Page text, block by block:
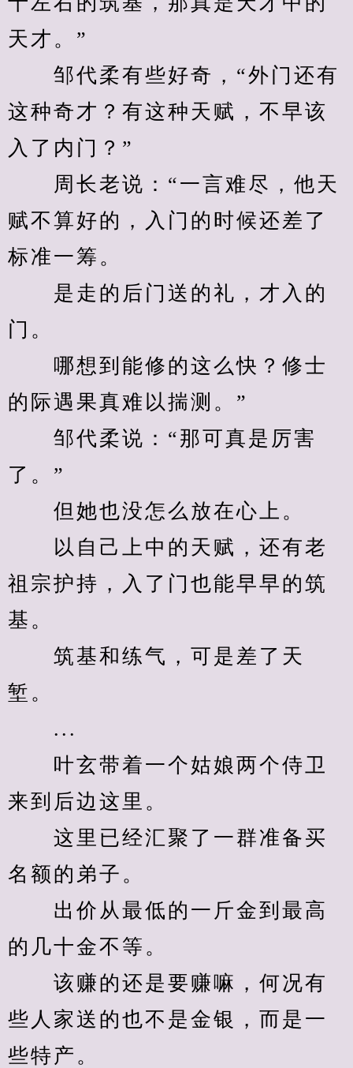
天才。”
邹代柔有些好奇，“外门还有
这种奇才？有这种天赋，不早该
入了内门？”
周长老说：“一言难尽，他天
赋不算好的，入门的时候还差了
标准一筹。
是走的后门送的礼，才入的
门。
哪想到能修的这么快？修士
的际遇果真难以揣测。”
邹代柔说：“那可真是厉害
了。”
但她也没怎么放在心上。
以自己上中的天赋，还有老
祖宗护持，入了门也能早早的筑
基。
筑基和练气，可是差了天
堑。
...
叶玄带着一个姑娘两个侍卫
来到后边这里。
这里已经汇聚了一群准备买
名额的弟子。
出价从最低的一斤金到最高
的几十金不等。
该赚的还是要赚嘛，何况有
些人家送的也不是金银，而是一
些特产。